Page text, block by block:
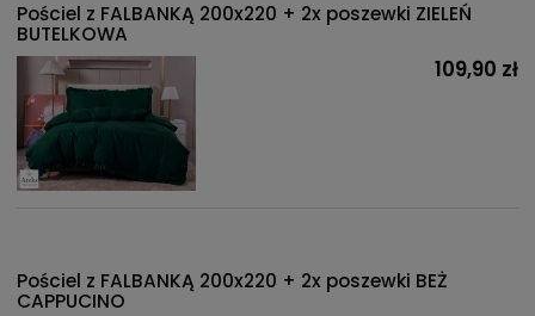
Pościel z FALBANKĄ 200x220 + 2x poszewki ZIELEŃ
BUTELKOWA
109,90 zł
Pościel z FALBANKĄ 200x220 + 2x poszewki BEŻ
CAPPUCINO